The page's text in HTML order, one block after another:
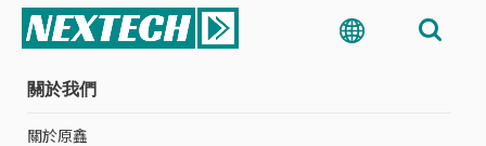
關於我們
關於原鑫